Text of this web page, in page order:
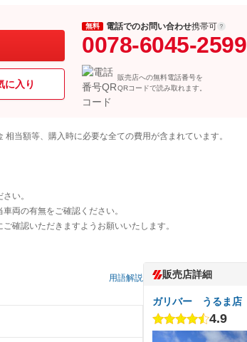
に入り
無料 電話でのお問い合わせ携帯可
0078-6045-2599
販売店への無料電話番号を
QRコードで読み取れます。
当額等、購入時に必要な全ての費用が含まれています。
い。
両の有無をご確認ください。
確認いただきますようお願いいたします。
用語解説 販売店詳細
ガリバー うるま店
4.9